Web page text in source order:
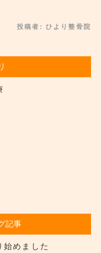
投稿者: ひより整骨院
記事
始めました